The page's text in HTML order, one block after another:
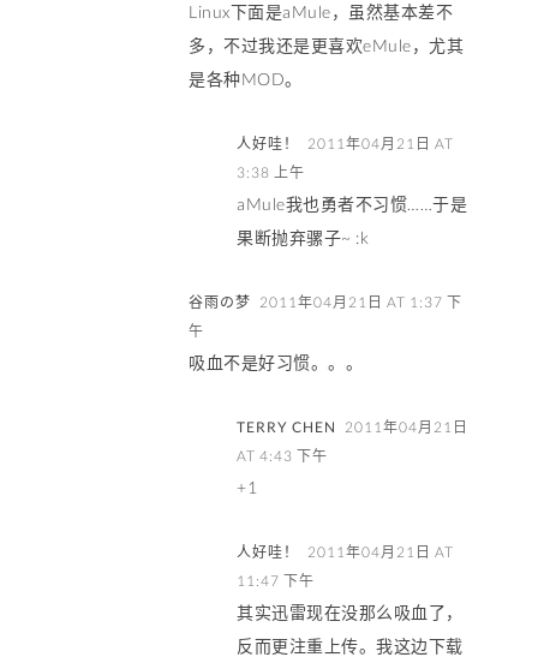
Linux下面是aMule，虽然基本差不
多，不过我还是更喜欢eMule，尤其
是各种MOD。
人好哇！
2011年04月21日 AT
3:38 上午
aMule我也勇者不习惯……于是
果断抛弃骡子~ :k
谷雨の梦 2011年04月21日 AT 1:37 下
午
吸血不是好习惯。。。
TERRY CHEN
2011年04月21日
AT 4:43 下午
+1
人好哇！
2011年04月21日 AT
11:47 下午
其实迅雷现在没那么吸血了，
反而更注重上传。我这边下载